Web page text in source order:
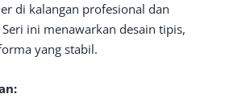
di kalangan profesional dan
ini menawarkan desain tipis,
yang stabil.